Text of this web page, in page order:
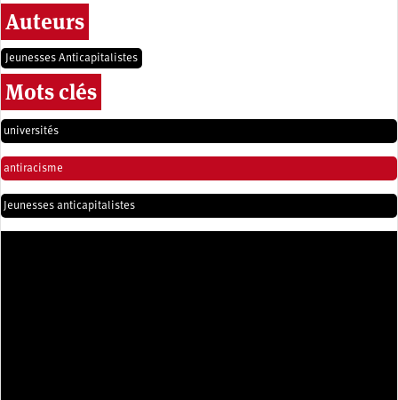
Auteurs
Jeunesses Anticapitalistes
Mots clés
universités
antiracisme
Jeunesses anticapitalistes